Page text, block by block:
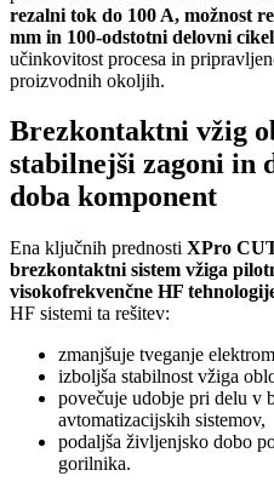
rezalni tok do 100 A, možnost
mm in 100-odstotni delovni cikel
učinkovitost procesa in
proizvodnih okoljih.
Brezkontaktni vžig
stabilnejši zagoni in
doba komponent
Ena ključnih prednosti XPro
brezkontaktni sistem vžiga
visokofrekvenčne HF
HF sistemi ta rešitev:
zmanjšuje tveganje
izboljša stabilnost vžiga
povečuje udobje pri delu v
avtomatizacijskih sistemov,
podaljša življenjsko dobo
gorilnika.